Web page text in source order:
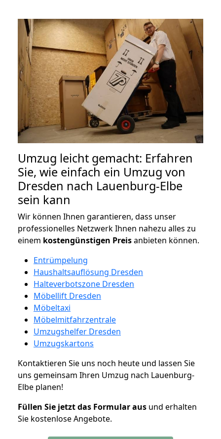
Umzug leicht gemacht: Erfahren
Sie, wie einfach ein Umzug von
Dresden nach Lauenburg-Elbe
sein kann
Wir können Ihnen garantieren, dass unser
professionelles Netzwerk Ihnen nahezu alles zu
einem kostengünstigen Preisanbieten können.
Entrümpelung
Haushaltsauflösung Dresden
Halteverbotszone Dresden
Möbellift Dresden
Möbeltaxi
Möbelmitfahrzentrale
Umzugshelfer Dresden
Umzugskartons
Kontaktieren Sie uns noch heute und lassen Sie
uns gemeinsam Ihren Umzug nach Lauenburg-
Elbe planen!
Füllen Sie jetzt das Formular aus und erhalten
Sie kostenlose Angebote.